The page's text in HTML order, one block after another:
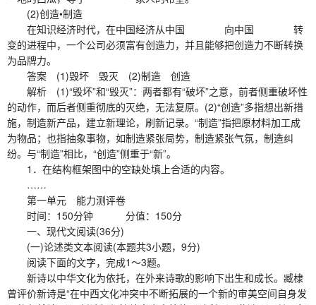
(2)创造•制造
在知识经济时代，在中国经济从中国 向中国 转
变的进程中，一个公司必须富有创造力，并且能够把创造力不断转换
为品牌力。
答案 (1)毁坏 毁灭 (2)制造 创造
解析 (1)“毁坏”和“毁灭”：两者都有“破坏”之意，前者侧重破坏性
的动作，而后者侧重彻底的灭绝，无法复原。(2)“创造”多指想出新措
施，制造新产品，建立新理论，刷新记录。“制造”指把原材料加工成
为物品；也指抽象事物，如制造紧张局势，制造紧张气氛，制造纠
纷。与“制造”相比，“创造”侧重于“新”。
1．在结构框架图中的空缺处填上合适的内容。
……
第一单元 能力测评卷
时间：150分钟 分值：150分
一、现代文阅读(36分)
(一)论述类文本阅读(本题共3小题，9分)
阅读下面的文字，完成1～3题。
新诗以中华文化为依托，在外来诗歌的影响下出生和成长。臧棣
曾评价新诗是“在中西文化冲突中不断拓展的一个新的审美空间自身发